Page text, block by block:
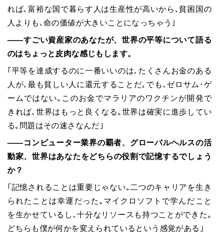
れば､富裕な国で暮らす人は生産性が高いから､貧困国の
人よりも､命の価値が大きいことになっちゃう｣
――すごい資産家のあなたが、世界の平等について語る
のはちょっと皮肉な感じもします。
｢平等を達成するのに一番いいのは､たくさんお金のある
人が､最も貧しい人に還元することだ｡でも､ゼロサム･ゲ
ームではない｡このお金でマラリアのワクチンが開発で
きれば､世界はもっと良くなる｡世界は確実に進歩してい
る｡問題はその速さなんだ｣
――コンピューター業界の覇者、グローバルヘルスの活
動家、世界はあなたをどちらの役割で記憶するでしょう
か？
｢記憶されることは重要じゃない｡二つのキャリアを生き
られたことは幸運だった｡マイクロソフトで学んだこと
を生かせているし､十分なリソースも持つことができた｡
どちらも僕が何かを変えられているという感覚がある｣